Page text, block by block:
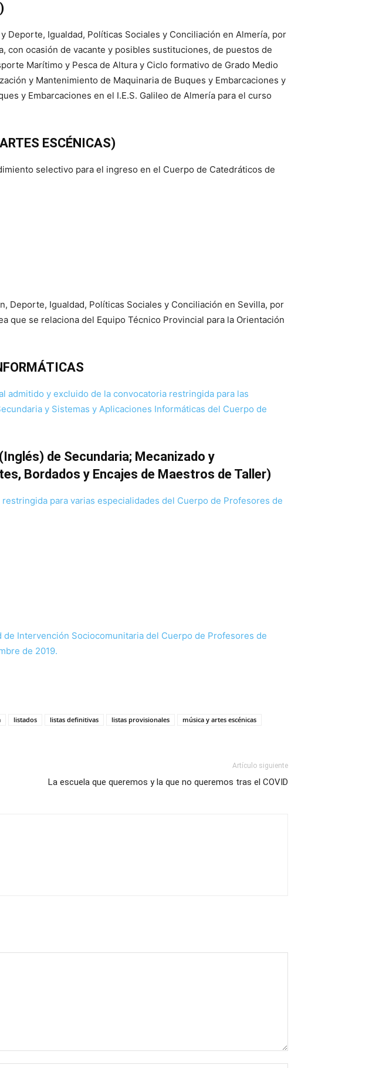
Deporte, Igualdad, Políticas Sociales y Conciliación en Almería, por
ocasión de vacante y posibles sustituciones, de puestos de
Marítimo y Pesca de Altura y Ciclo formativo de Grado Medio
y Mantenimiento de Maquinaria de Buques y Embarcaciones y
y Embarcaciones en el I.E.S. Galileo de Almería para el curso
ESCÉNICAS)
selectivo para el ingreso en el Cuerpo de Catedráticos de
Deporte, Igualdad, Políticas Sociales y Conciliación en Sevilla, por
que se relaciona del Equipo Técnico Provincial para la Orientación
admitido y excluido de la convocatoria restringida para las
y Sistemas y Aplicaciones Informáticas del Cuerpo de
de Secundaria; Mecanizado y
Bordados y Encajes de Maestros de Taller)
para varias especialidades del Cuerpo de Profesores de
Intervención Sociocomunitaria del Cuerpo de Profesores de
de 2019.
listados listas definitivas listas provisionales
música y artes escénicas
Artículo siguiente
La escuela que queremos y la que no queremos tras el COVID